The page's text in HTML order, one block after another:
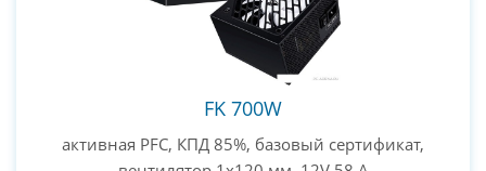
FK 700W
активная PFC, КПД 85%, базовый сертификат,